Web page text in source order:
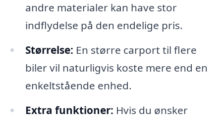
andre materialer kan have stor
indflydelse på den endelige pris.
Størrelse: En større carport til flere
biler vil naturligvis koste mere end en
enkeltstående enhed.
Extra funktioner: Hvis du ønsker